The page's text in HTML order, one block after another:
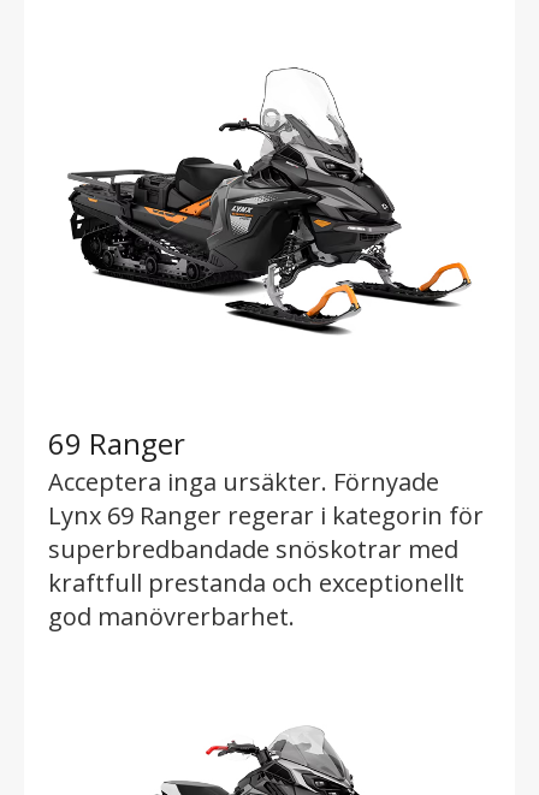
69 Ranger
Acceptera inga ursäkter. Förnyade
Lynx 69 Ranger regerar i kategorin för
superbredbandade snöskotrar med
kraftfull prestanda och exceptionellt
god manövrerbarhet.